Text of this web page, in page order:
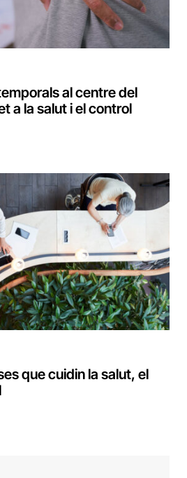
al centre del
a la salut i el control
que cuidin la salut, el